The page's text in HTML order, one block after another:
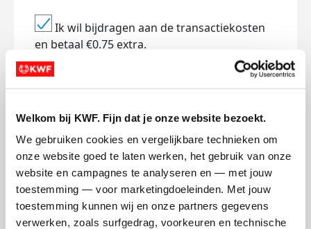
Welkom bij KWF. Fijn dat je onze website bezoekt.
We gebruiken cookies en vergelijkbare technieken om
onze website goed te laten werken, het gebruik van onze
website en campagnes te analyseren en — met jouw
toestemming — voor marketingdoeleinden. Met jouw
toestemming kunnen wij en onze partners gegevens
verwerken, zoals surfgedrag, voorkeuren en technische
Ik wil bijdragen aan de transactiekosten
en betaal €0.75 extra.
Opgehaald
€245
Streefbedrag
€1.000
Doneer